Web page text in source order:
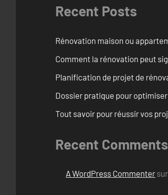
Recent Posts
Rénovation maison ou
Comment la rénovation peut
Planification de projet de
Dossier pratique pour
Tout savoir pour réussir vos
Recent Comments
A WordPress Commenter sur